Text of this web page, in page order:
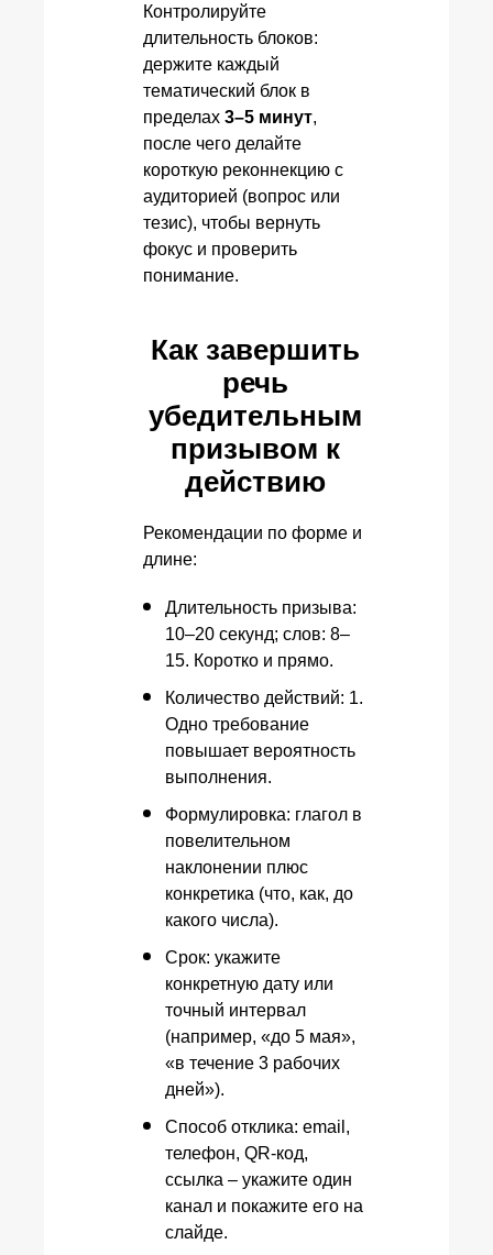
Контролируйте
длительность блоков:
держите каждый
тематический блок в
пределах 3–5 минут,
после чего делайте
короткую реконнекцию с
аудиторией (вопрос или
тезис), чтобы вернуть
фокус и проверить
понимание.
Как завершить
речь
убедительным
призывом к
действию
Рекомендации по форме и
длине:
Длительность призыва:
10–20 секунд; слов: 8–
15. Коротко и прямо.
Количество действий: 1.
Одно требование
повышает вероятность
выполнения.
Формулировка: глагол в
повелительном
наклонении плюс
конкретика (что, как, до
какого числа).
Срок: укажите
конкретную дату или
точный интервал
(например, «до 5 мая»,
«в течение 3 рабочих
дней»).
Способ отклика: email,
телефон, QR-код,
ссылка – укажите один
канал и покажите его на
слайде.